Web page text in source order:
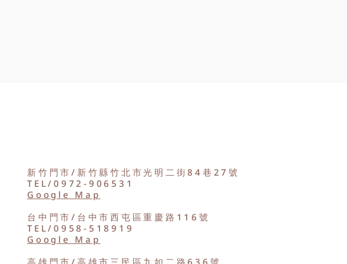
新竹門市/新竹縣竹北市光明二街84巷27號
TEL/0972-906531
Google Map
台中門市/台中市西屯區重慶路116號
TEL/0958-518919
Google Map
高雄門市/高雄市三民區九如二路636號